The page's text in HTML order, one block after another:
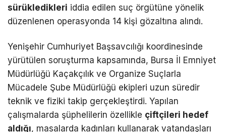
sürükledikleri iddia edilen suç örgütüne yönelik
düzenlenen operasyonda 14 kişi gözaltına alındı.
Yenişehir Cumhuriyet Başsavcılığı koordinesinde
yürütülen soruşturma kapsamında, Bursa İl Emniyet
Müdürlüğü Kaçakçılık ve Organize Suçlarla
Mücadele Şube Müdürlüğü ekipleri uzun süredir
teknik ve fiziki takip gerçekleştirdi. Yapılan
çalışmalarda şüphelilerin özellikle çiftçileri hedef
aldığı, masalarda kadınları kullanarak vatandaşları